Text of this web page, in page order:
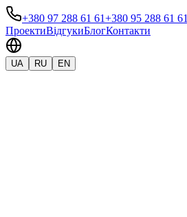
+380 97 288 61 61+380 95 288 61 61
ПроектиВідгукиБлогКонтакти
UA RU EN